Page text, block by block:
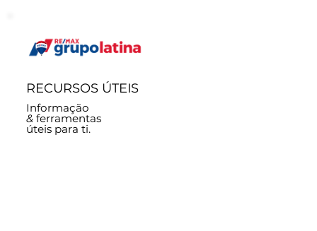
RECURSOS ÚTEIS
Informação
& ferramentas
úteis para ti.